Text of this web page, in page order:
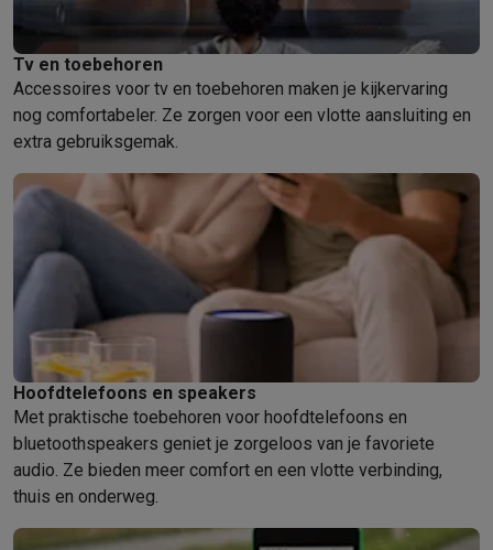
Tv en toebehoren
Accessoires voor tv en toebehoren maken je kijkervaring
nog comfortabeler. Ze zorgen voor een vlotte aansluiting en
extra gebruiksgemak.
Hoofdtelefoons en speakers
Met praktische toebehoren voor hoofdtelefoons en
bluetoothspeakers geniet je zorgeloos van je favoriete
audio. Ze bieden meer comfort en een vlotte verbinding,
thuis en onderweg.